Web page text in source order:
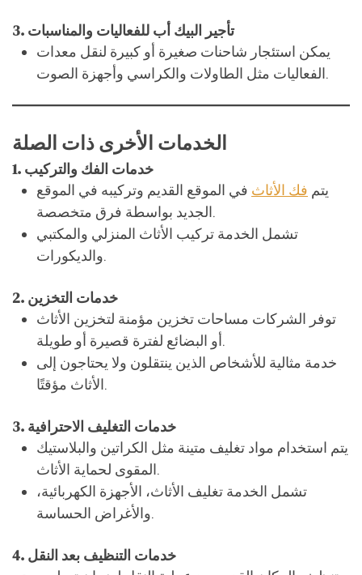
الخدمات الأخرى ذات الصلة
1. خدمات الفك والتركيب
في الموقع القديم وتركيبه في الموقع
الجديد بواسطة فرق متخصصة.
تشمل الخدمة تركيب الأثاث المنزلي والمكتبي
والديكورات.
2. خدمات التخزين
توفر الشركات مساحات تخزين مؤمنة لتخزين الأثاث
خدمة مثالية للأشخاص الذين ينتقلون ولا يحتاجون إلى
الأثاث مؤقتًا.
3. خدمات التغليف الاحترافية
يتم استخدام مواد تغليف متينة مثل الكراتين والبلاستيك
تشمل الخدمة تغليف الأثاث، الأجهزة الكهربائية،
والأغراض الحساسة.
4. خدمات التنظيف بعد النقل
تنظيف المكان القديم بعد عملية النقل لضمان تسليمه